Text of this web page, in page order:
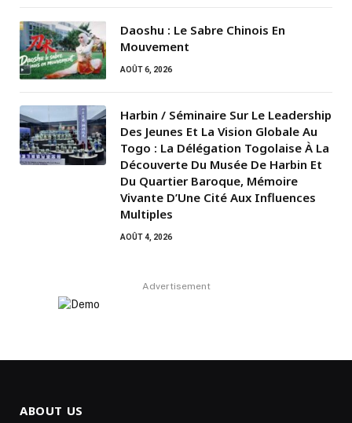
Daoshu : Le Sabre Chinois En
Mouvement
AOÛT 6, 2026
Harbin / Séminaire Sur Le Leadership
Des Jeunes Et La Vision Globale Au
Togo : La Délégation Togolaise À La
Découverte Du Musée De Harbin Et
Du Quartier Baroque, Mémoire
Vivante D’Une Cité Aux Influences
Multiples
AOÛT 4, 2026
Advertisement
ABOUT US